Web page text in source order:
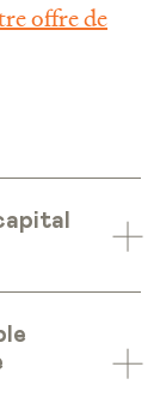
offre de